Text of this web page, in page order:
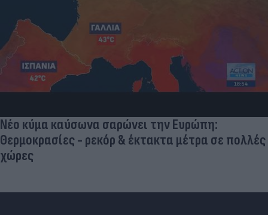
Νέο κύμα καύσωνα σαρώνει την Ευρώπη:
Θερμοκρασίες - ρεκόρ & έκτακτα μέτρα σε πολλές
χώρες